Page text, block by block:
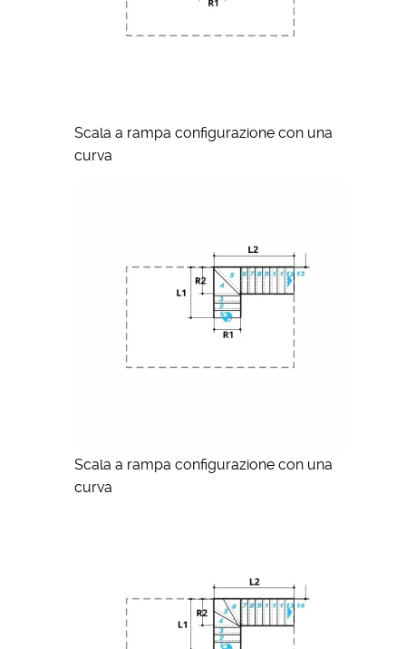
Scala a rampa configurazione con una
curva
Scala a rampa configurazione con una
curva